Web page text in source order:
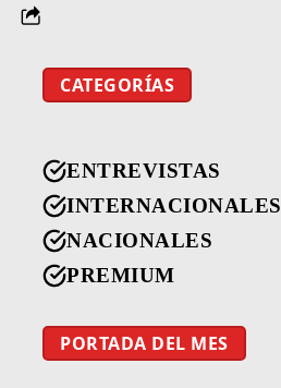
CATEGORÍAS
ENTREVISTAS
INTERNACIONALES
NACIONALES
PREMIUM
PORTADA DEL MES